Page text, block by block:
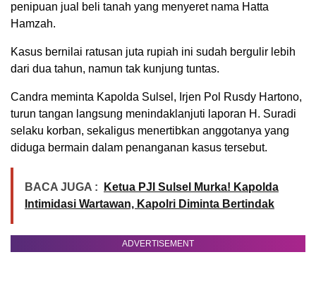
penipuan jual beli tanah yang menyeret nama Hatta
Hamzah.
Kasus bernilai ratusan juta rupiah ini sudah bergulir lebih
dari dua tahun, namun tak kunjung tuntas.
Candra meminta Kapolda Sulsel, Irjen Pol Rusdy Hartono,
turun tangan langsung menindaklanjuti laporan H. Suradi
selaku korban, sekaligus menertibkan anggotanya yang
diduga bermain dalam penanganan kasus tersebut.
BACA JUGA :
Ketua PJI Sulsel Murka! Kapolda
Intimidasi Wartawan, Kapolri Diminta Bertindak
ADVERTISEMENT